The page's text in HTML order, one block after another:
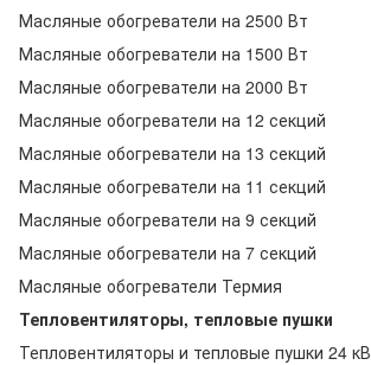
Масляные обогреватели на 2500 Вт
Масляные обогреватели на 1500 Вт
Масляные обогреватели на 2000 Вт
Масляные обогреватели на 12 секций
Масляные обогреватели на 13 секций
Масляные обогреватели на 11 секций
Масляные обогреватели на 9 секций
Масляные обогреватели на 7 секций
Масляные обогреватели Термия
Тепловентиляторы, тепловые пушки
Тепловентиляторы и тепловые пушки 24